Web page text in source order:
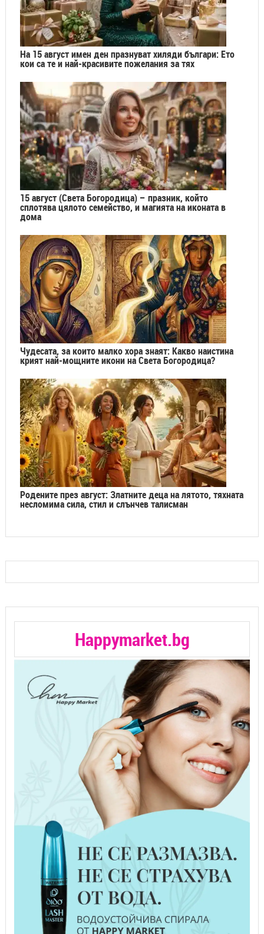
На 15 август имен ден празнуват хиляди българи: Ето
кои са те и най-красивите пожелания за тях
15 август (Света Богородица) – празник, който
сплотява цялото семейство, и магията на иконата в
дома
Чудесата, за които малко хора знаят: Какво наистина
крият най-мощните икони на Света Богородица?
Родените през август: Златните деца на лятото, тяхната
несломима сила, стил и слънчев талисман
Happymarket.bg